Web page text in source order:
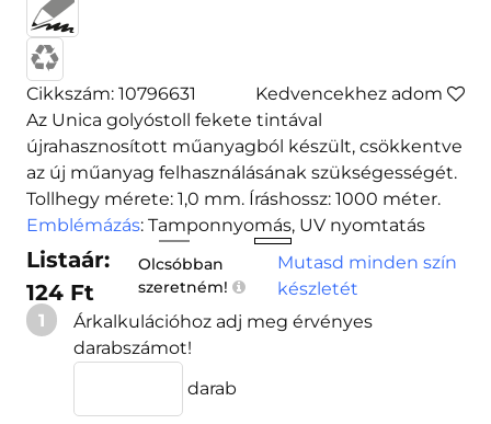
Cikkszám: 10796631
Kedvencekhez adom
Az Unica golyóstoll fekete tintával
újrahasznosított műanyagból készült, csökkentve
az új műanyag felhasználásának szükségességét.
Tollhegy mérete: 1,0 mm. Íráshossz: 1000 méter.
Emblémázás: Tamponnyomás, UV nyomtatás
Listaár:
124 Ft
Olcsóbban
szeretném!
Mutasd minden szín
készletét
1
Árkalkulációhoz adj meg érvényes
darabszámot!
darab